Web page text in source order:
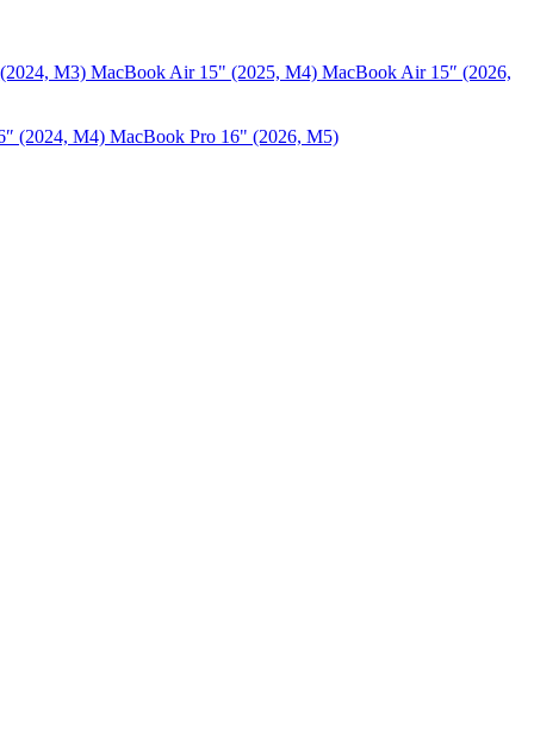
M3) MacBook Air 15" (2025, M4) MacBook Air 15″ (2026,
(2024, M4) MacBook Pro 16" (2026, M5)